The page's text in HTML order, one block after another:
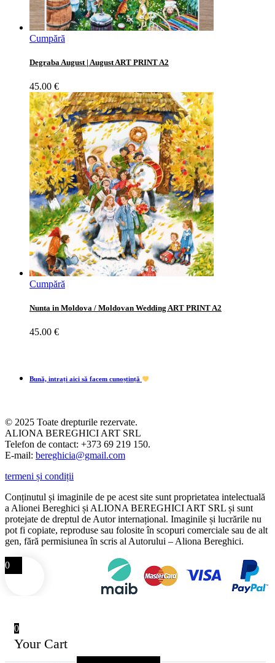
Cumpără
Degraba August | August ART PRINT A2
45.00 €
Cumpără
Nunta in Moldova / Moldovan Wedding ART PRINT A2
45.00 €
Bună, intrați aici să facem cunoștință
© 2025 Toate drepturile rezervate.
ALIONA BEREGHICI ART SRL
Telefon de contact: +373 69 219 150.
E-mail: bereghicia@gmail.com
termeni și condiții
Conținutul și imaginile de pe acest site sunt proprietatea intelectuală
a Alionei Bereghici și ALIONA BEREGHICI ART SRL și sunt
protejate de dreptul de Autor internațional. Imaginile și lucrările nu
pot fi copiate, reproduse sau folosite în scopuri comerciale sau de alt
gen, fără permisiunea în scris al Autorului – Aliona Bereghici.
0
0
Your Cart